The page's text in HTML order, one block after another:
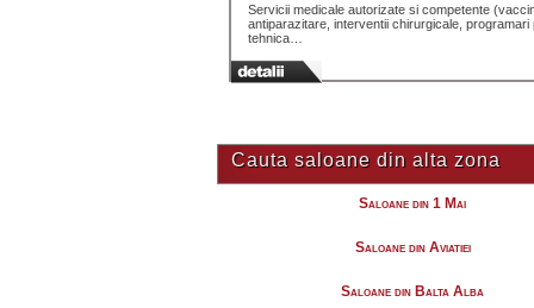
Servicii medicale autorizate si competente
antiparazitare, interventii chirurgicale,
tehnica…
Cauta saloane din alta zona
Saloane din 1 Mai
Saloane din Aviatiei
Saloane din Balta Alba